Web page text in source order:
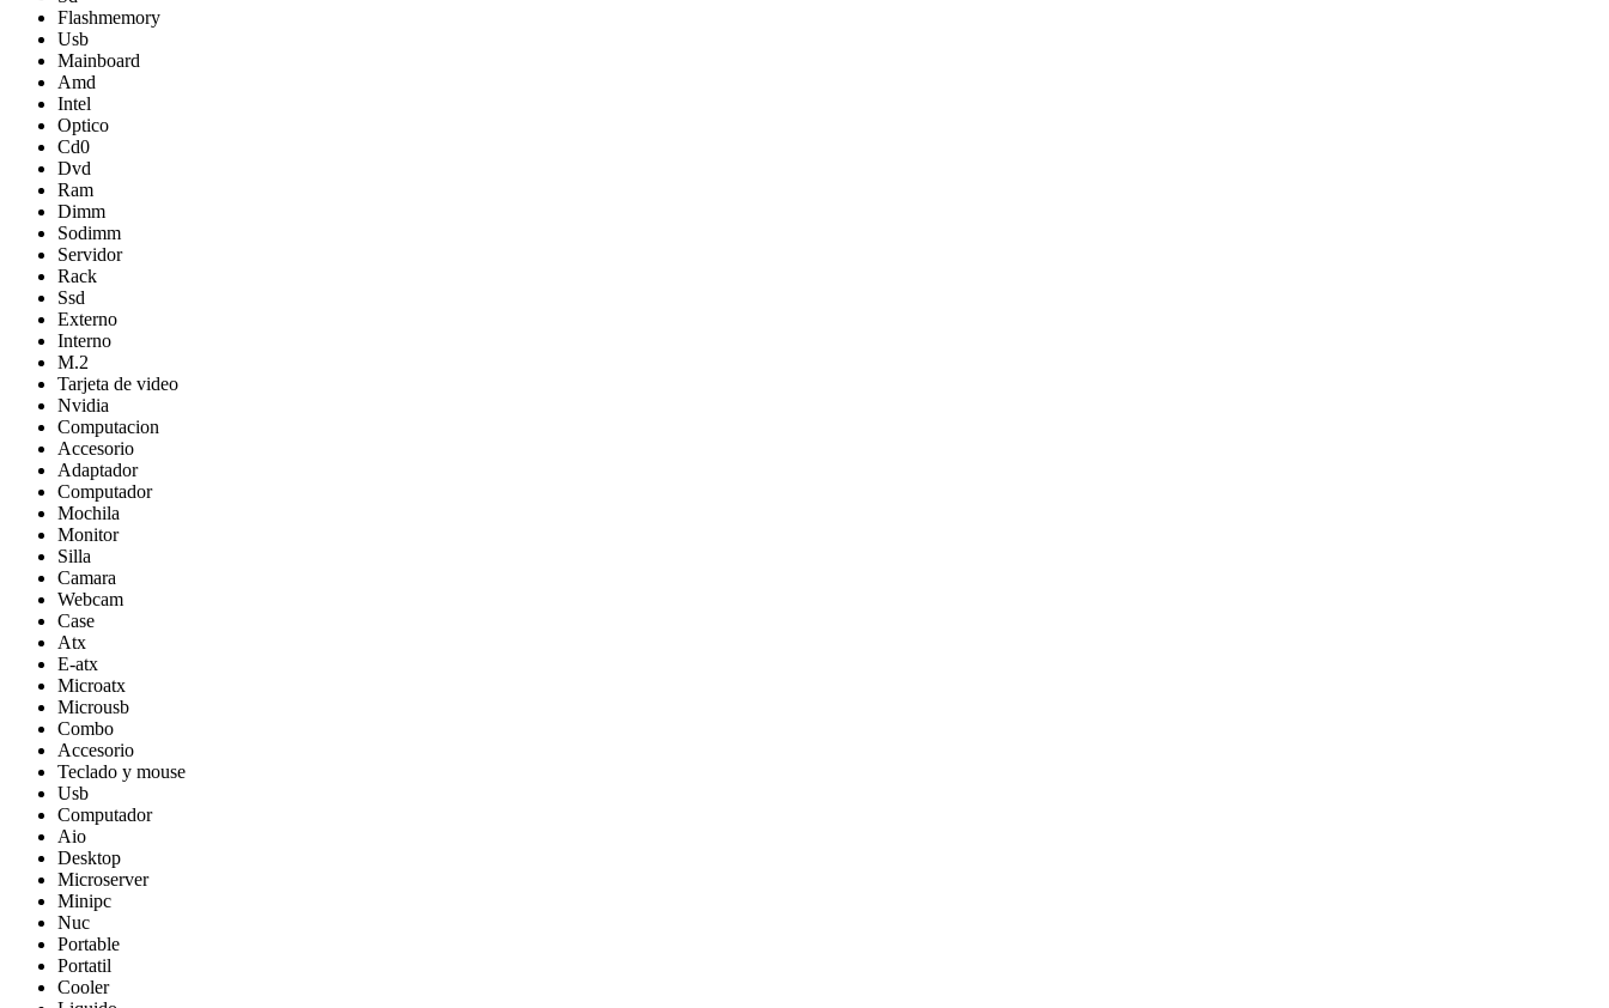
Flashmemory
Usb
Mainboard
Amd
Intel
Optico
Cd0
Dvd
Ram
Dimm
Sodimm
Servidor
Rack
Ssd
Externo
Interno
M.2
Tarjeta de video
Nvidia
Computacion
Accesorio
Adaptador
Computador
Mochila
Monitor
Silla
Camara
Webcam
Case
Atx
E-atx
Microatx
Microusb
Combo
Accesorio
Teclado y mouse
Usb
Computador
Aio
Desktop
Microserver
Minipc
Nuc
Portable
Portatil
Cooler